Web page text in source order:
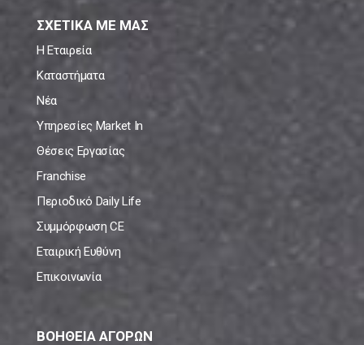
ΣΧΕΤΙΚΑ ΜΕ ΜΑΣ
Η Εταιρεία
Καταστήματα
Νέα
Υπηρεσίες Market In
Θέσεις Εργασίας
Franchise
Περιοδικό Daily Life
Συμμόρφωση CE
Εταιρική Ευθύνη
Επικοινωνία
ΒΟΗΘΕΙΑ ΑΓΟΡΩΝ